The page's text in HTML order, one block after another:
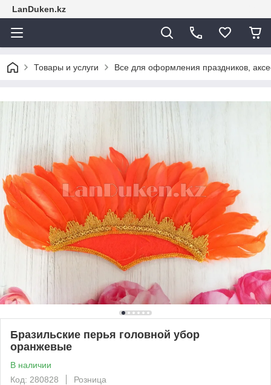
LanDuken.kz
Товары и услуги Все для оформления праздников,
Бразильские перья головной убор
оранжевые
В наличии
Код: 280828
Розница